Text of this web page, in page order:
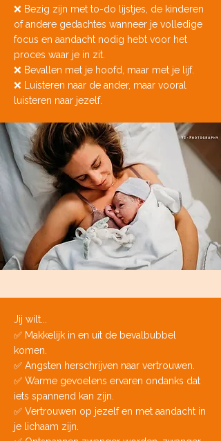
❌ Bezig zijn met to-do lijstjes, de kinderen
of andere gedachtes wanneer je volledige
focus en aandacht nodig hebt voor het
proces waar je in zit.
❌ Bevallen met je hoofd, maar met je lijf.
❌ Luisteren naar de ander, maar vooral
luisteren naar jezelf.
Jij wilt...​
✅ Makkelijk in en uit de bevalbubbel
komen.
✅ Angsten herschrijven naar vertrouwen.
​✅ Warme gevoelens ervaren ondanks dat
iets spannend kan zijn.
✅ Vertrouwen op jezelf en met aandacht in
je lichaam zijn.